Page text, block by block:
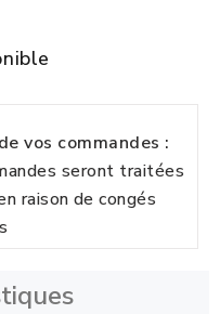
vos commandes :
seront traitées
raison de congés